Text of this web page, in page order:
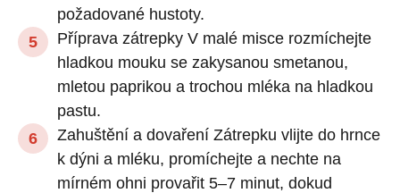
požadované hustoty.
Příprava zátrepky V malé misce rozmíchejte
hladkou mouku se zakysanou smetanou,
mletou paprikou a trochou mléka na hladkou
pastu.
Zahuštění a dovaření Zátrepku vlijte do hrnce
k dýni a mléku, promíchejte a nechte na
mírném ohni provařit 5–7 minut, dokud